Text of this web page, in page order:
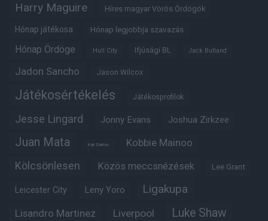
Harry Maguire Híres magyar Vörös Ördögök
Hónap játékosa Hónap legjobbja szavazás
Hónap Ördöge Hull City Ifjúsági BL Jack Butland
Jadon Sancho Jason Wilcox
Játékosértékelés Játékosprofilok
Jesse Lingard Jonny Evans Joshua Zirkzee
Juan Mata Karl Darlow Kobbie Mainoo
Kölcsönlesen Közös meccsnézések Lee Grant
Leicester City Leny Yoro Ligakupa
Lisandro Martinez Liverpool Luke Shaw